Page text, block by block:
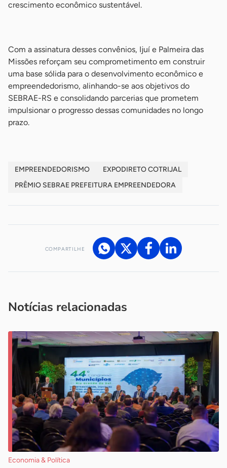
crescimento econômico sustentável.
Com a assinatura desses convênios, Ijuí e Palmeira das
Missões reforçam seu comprometimento em construir
uma base sólida para o desenvolvimento econômico e
empreendedorismo, alinhando-se aos objetivos do
SEBRAE-RS e consolidando parcerias que prometem
impulsionar o progresso dessas comunidades no longo
prazo.
EMPREENDEDORISMO
EXPODIRETO COTRIJAL
PRÊMIO SEBRAE PREFEITURA EMPREENDEDORA
COMPARTILHE
Notícias relacionadas
Economia & Política